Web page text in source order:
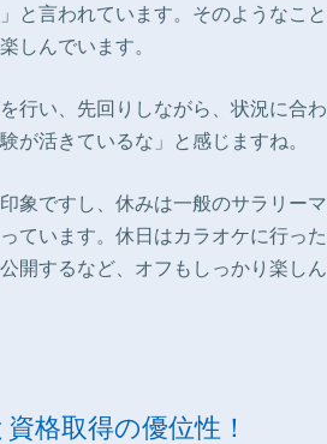
と言われています。そのようなこ
しんでいます。
行い、先回りしながら、状況に合
が活きているな」と感じますね。
象ですし、休みは一般のサラリー
ています。休日はカラオケに行った
開するなど、オフもしっかり楽し
格取得の優位性！